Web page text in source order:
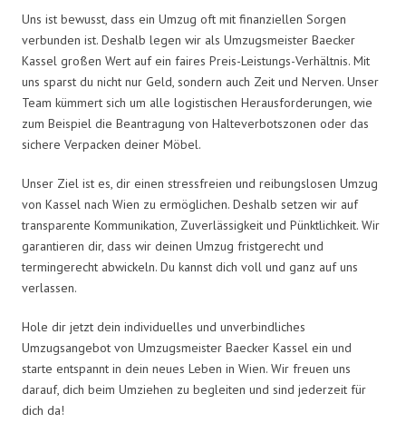
Uns ist bewusst, dass ein Umzug oft mit finanziellen Sorgen
verbunden ist. Deshalb legen wir als Umzugsmeister Baecker
Kassel großen Wert auf ein faires Preis-Leistungs-Verhältnis. Mit
uns sparst du nicht nur Geld, sondern auch Zeit und Nerven. Unser
Team kümmert sich um alle logistischen Herausforderungen, wie
zum Beispiel die Beantragung von Halteverbotszonen oder das
sichere Verpacken deiner Möbel.
Unser Ziel ist es, dir einen stressfreien und reibungslosen Umzug
von Kassel nach Wien zu ermöglichen. Deshalb setzen wir auf
transparente Kommunikation, Zuverlässigkeit und Pünktlichkeit. Wir
garantieren dir, dass wir deinen Umzug fristgerecht und
termingerecht abwickeln. Du kannst dich voll und ganz auf uns
verlassen.
Hole dir jetzt dein individuelles und unverbindliches
Umzugsangebot von Umzugsmeister Baecker Kassel ein und
starte entspannt in dein neues Leben in Wien. Wir freuen uns
darauf, dich beim Umziehen zu begleiten und sind jederzeit für
dich da!